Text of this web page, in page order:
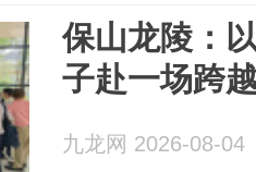
保山龙陵：
子赴一场跨
九龙网 2026-08-04